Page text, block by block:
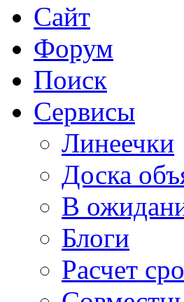
Сайт
Форум
Поиск
Сервисы
Линеечки
Доска
В
Блоги
Расчет